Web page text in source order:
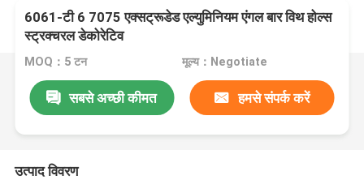
6061-टी 6 7075 एक्सट्रूडेड एल्युमिनियम एंगल बार विथ होल्स
स्ट्रक्चरल डेकोरेटिव
MOQ：5 टन मूल्य：Negotiate
सबसे अच्छी कीमत हमसे संपर्क करें
उत्पाद विवरण